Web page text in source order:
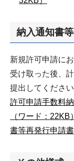
納入通知書
新規許可申請に
受け取った後、
提出してください
許可申請手数料
（ワード：22KB）
書等再発行申請書